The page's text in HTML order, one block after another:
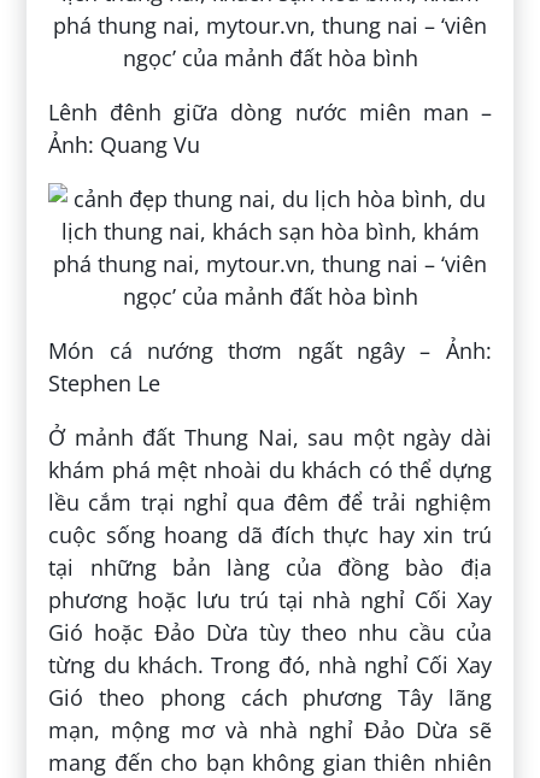
Lênh đênh giữa dòng nước miên man –
Ảnh: Quang Vu
Món cá nướng thơm ngất ngây – Ảnh:
Stephen Le
Ở mảnh đất Thung Nai, sau một ngày dài
khám phá mệt nhoài du khách có thể dựng
lều cắm trại nghỉ qua đêm để trải nghiệm
cuộc sống hoang dã đích thực hay xin trú
tại những bản làng của đồng bào địa
phương hoặc lưu trú tại nhà nghỉ Cối Xay
Gió hoặc Đảo Dừa tùy theo nhu cầu của
từng du khách. Trong đó, nhà nghỉ Cối Xay
Gió theo phong cách phương Tây lãng
mạn, mộng mơ và nhà nghỉ Đảo Dừa sẽ
mang đến cho bạn không gian thiên nhiên